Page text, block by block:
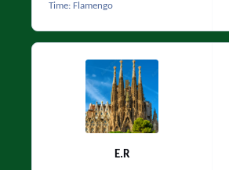
Time: Flamengo
E.R